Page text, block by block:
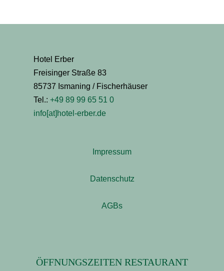
Hotel Erber
Freisinger Straße 83
85737 Ismaning / Fischerhäuser
Tel.:+49 89 99 65 51 0
info[at]hotel-erber.de
Impressum
Datenschutz
AGBs
ÖFFNUNGSZEITEN RESTAURANT